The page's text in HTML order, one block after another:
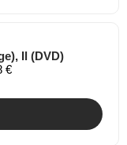
Il (DVD)
€